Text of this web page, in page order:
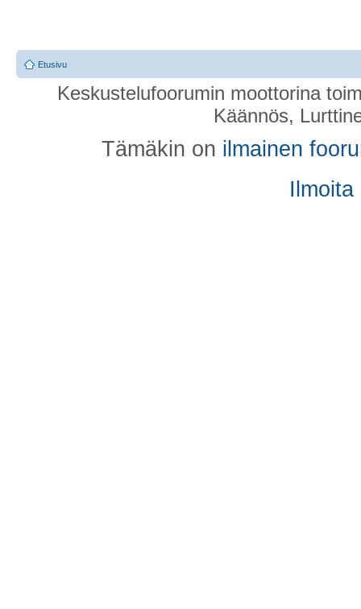
Etusivu
Keskustelufoorumin moottorina
Käännös,
Tämäkin on ilmainen